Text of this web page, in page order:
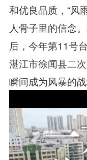
和优良品质，“风
人骨子里的信念
后，今年第11号
湛江市徐闻县二
瞬间成为风暴的战